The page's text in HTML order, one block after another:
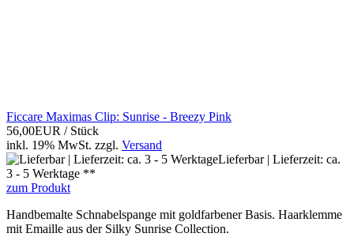
Ficcare Maximas Clip: Sunrise - Breezy Pink
56,00EUR / Stück
inkl. 19% MwSt. zzgl. Versand
Lieferbar | Lieferzeit: ca.
3 - 5 Werktage **
zum Produkt
Handbemalte Schnabelspange mit goldfarbener Basis. Haarklemme
mit Emaille aus der Silky Sunrise Collection.